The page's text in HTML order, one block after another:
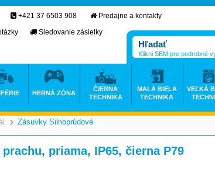
Zásuvky Silnoprúdové
priama, IP65, čierna P79
+421 37 6503 908
Predajne a kontakty
Sledovanie zásielky
Klikni SEM pre podrobné
HERNÁ ZÓNA
ČIERNA
TECHNIKA
MALÁ BIELA
TECHNIKA
VEĽKÁ